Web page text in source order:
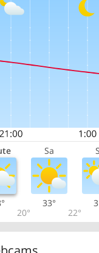
Sa
20°
33°
22°